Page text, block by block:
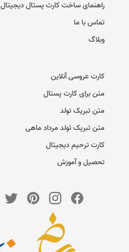
راهنمای ساخت کارت پستال دیجیتال
تماس با ما
وبلاگ
کارت عروسی آنلاین
متن برای کارت پستال
متن تبریک تولد
متن تبریک تولد مرداد ماهی
کارت ترحیم دیجیتال
تحصیل و آموزش